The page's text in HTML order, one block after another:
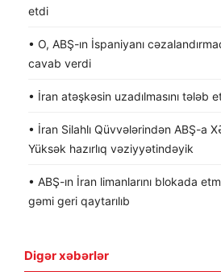
etdi
• O, ABŞ-ın İspaniyanı
cavab verdi
• İran atəşkəsin uzadılmasını tələb
• İran Silahlı Qüvvələrindən ABŞ-a
Yüksək hazırlıq vəziyyətindəyik
• ABŞ-ın İran limanlarını blokada
gəmi geri qaytarılıb
Digər xəbərlər